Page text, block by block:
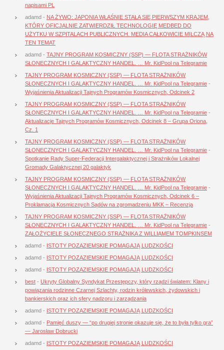
napisami PL
adamd - NA ŻYWO: JAPONIA WŁAŚNIE STAŁA SIĘ PIERWSZYM KRAJEM,
KTÓRY OFICJALNIE ZATWIERDZIŁ TECHNOLOGIĘ MEDBED DO
UŻYTKU W SZPITALACH PUBLICZNYCH. MEDIA CAŁKOWICIE MILCZĄ NA
TEN TEMAT
adamd - TAJNY PROGRAM KOSMICZNY (SSP) — FLOTA STRAŻNIKÓW
SŁONECZNYCH I GALAKTYCZNY HANDEL. … Mr. KidPool na Telegramie
TAJNY PROGRAM KOSMICZNY (SSP) — FLOTA STRAŻNIKÓW
SŁONECZNYCH I GALAKTYCZNY HANDEL. … Mr. KidPool na Telegramie -
Wyjaśnienia Aktualizacji Tajnych Programów Kosmicznych, Odcinek 2
TAJNY PROGRAM KOSMICZNY (SSP) — FLOTA STRAŻNIKÓW
SŁONECZNYCH I GALAKTYCZNY HANDEL. … Mr. KidPool na Telegramie -
Aktualizacje Tajnych Programów Kosmicznych, Odcinek 8 – Grupa Oriona,
Cz. 1
TAJNY PROGRAM KOSMICZNY (SSP) — FLOTA STRAŻNIKÓW
SŁONECZNYCH I GALAKTYCZNY HANDEL. … Mr. KidPool na Telegramie -
Spotkanie Rady Super-Federacji Intergalaktycznej i Strażników Lokalnej
Gromady Galaktycznej 20 galaktyk
TAJNY PROGRAM KOSMICZNY (SSP) — FLOTA STRAŻNIKÓW
SŁONECZNYCH I GALAKTYCZNY HANDEL. … Mr. KidPool na Telegramie -
Wyjaśnienia Aktualizacji Tajnych Programów Kosmicznych, Odcinek 6 –
Proklamacja Kosmicznych Sądów na zgromadzeniu MKK – Recenzja
TAJNY PROGRAM KOSMICZNY (SSP) — FLOTA STRAŻNIKÓW
SŁONECZNYCH I GALAKTYCZNY HANDEL. … Mr. KidPool na Telegramie -
ZAŁOŻYCIELE SŁONECZNEGO STRAŻNIKA Z WILLIAMEM TOMPKINSEM
adamd - ISTOTY POZAZIEMSKIE POMAGAJĄ LUDZKOŚCI
adamd - ISTOTY POZAZIEMSKIE POMAGAJĄ LUDZKOŚCI
adamd - ISTOTY POZAZIEMSKIE POMAGAJĄ LUDZKOŚCI
best - Ukryty Globalny Syndykat Przestępczy, który rządzi światem: Klany i
powiązania rodzinne Czarnej Szlachty, rodzin królewskich, żydowskich i
bankierskich oraz ich sfery nadzoru i zarządzania
adamd - ISTOTY POZAZIEMSKIE POMAGAJĄ LUDZKOŚCI
adamd - Pamięć duszy — “po drugiej stronie okazuje się, że to była tylko gra”
— Jarosław Dobrucki
adamd - ISTOTY POZAZIEMSKIE POMAGAJĄ LUDZKOŚCI